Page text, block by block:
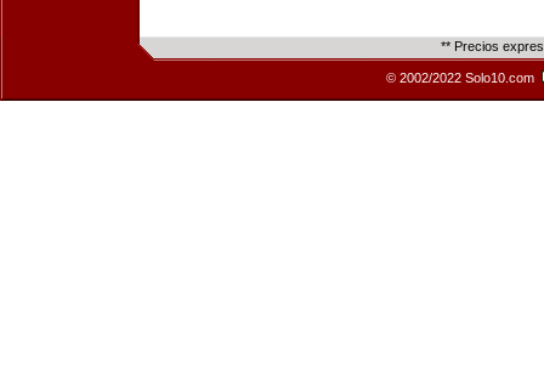
** Precios
© 2002/2022 Solo10.com